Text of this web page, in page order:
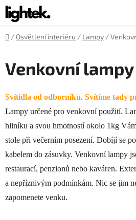
Přejít
na
obsah
Domů
/ Osvětlení interiéru / Lampy /
Venkovní lampy
Svítidla od odborníků. Svítíme tady
Lampy určené pro venkovní použití.
hliníku a svou hmotností okolo 1kg
stole při večerním posezení. Dobíjí se
kabelem do zásuvky. Venkovní lampy
restaurací, penzionů nebo kaváren.
a nepříznivým podmínkám. Nic se jim
zapomenete venku.